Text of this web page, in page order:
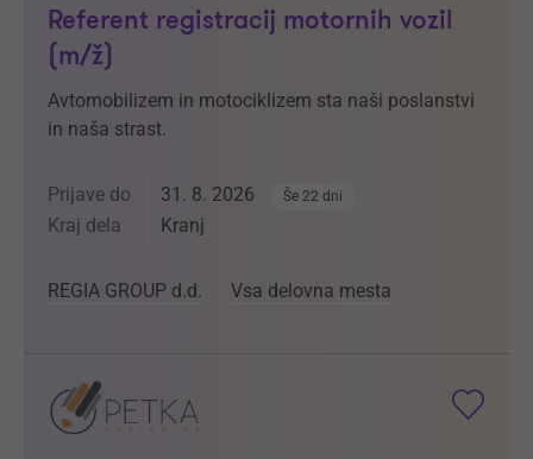
Referent registracij motornih vozil
(m/ž)
Avtomobilizem in motociklizem sta naši poslanstvi
in naša strast.
Prijave do 31. 8. 2026 Še 22 dni
Kraj dela Kranj
REGIA GROUP d.d. Vsa delovna mesta